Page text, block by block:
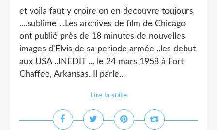
et voila faut y croire on en decouvre toujours
....sublime ...Les archives de film de Chicago
ont publié près de 18 minutes de nouvelles
images d'Elvis de sa periode armée ..les debut
aux USA ..INEDIT ... le 24 mars 1958 à Fort
Chaffee, Arkansas. Il parle...
Lire la suite